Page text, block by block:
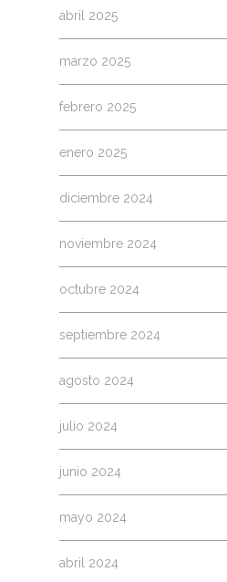
abril 2025
marzo 2025
febrero 2025
enero 2025
diciembre 2024
noviembre 2024
octubre 2024
septiembre 2024
agosto 2024
julio 2024
junio 2024
mayo 2024
abril 2024